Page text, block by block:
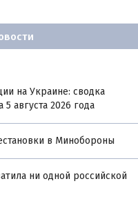
на Украине: сводка
августа 2026 года
в Минобороны
ни одной российской